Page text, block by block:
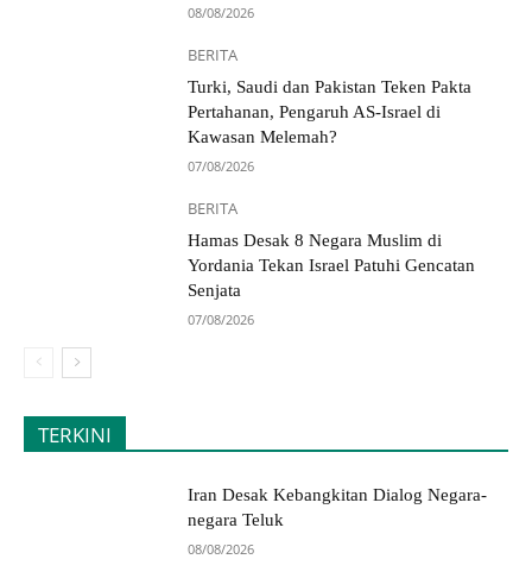
08/08/2026
BERITA
Turki, Saudi dan Pakistan Teken Pakta
Pertahanan, Pengaruh AS-Israel di
Kawasan Melemah?
07/08/2026
BERITA
Hamas Desak 8 Negara Muslim di
Yordania Tekan Israel Patuhi Gencatan
Senjata
07/08/2026
TERKINI
Iran Desak Kebangkitan Dialog Negara-
negara Teluk
08/08/2026